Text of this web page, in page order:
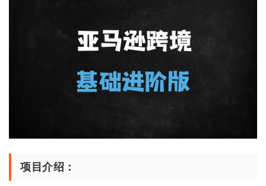
项目介绍：